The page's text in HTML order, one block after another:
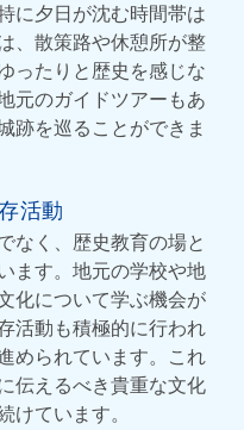
に夕日が沈む時間帯は
、散策路や休憩所が整
ったりと歴史を感じな
元のガイドツアーもあ
跡を巡ることができま
活動
なく、歴史教育の場と
ます。地元の学校や地
化について学ぶ機会が
活動も積極的に行われ
められています。これ
伝えるべき貴重な文化
ています。